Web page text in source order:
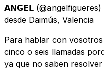
𝗔𝗡𝗚𝗘𝗟
desde Daimús, Valencia
Para hablar con
cinco o seis llamadas
ya que no saben